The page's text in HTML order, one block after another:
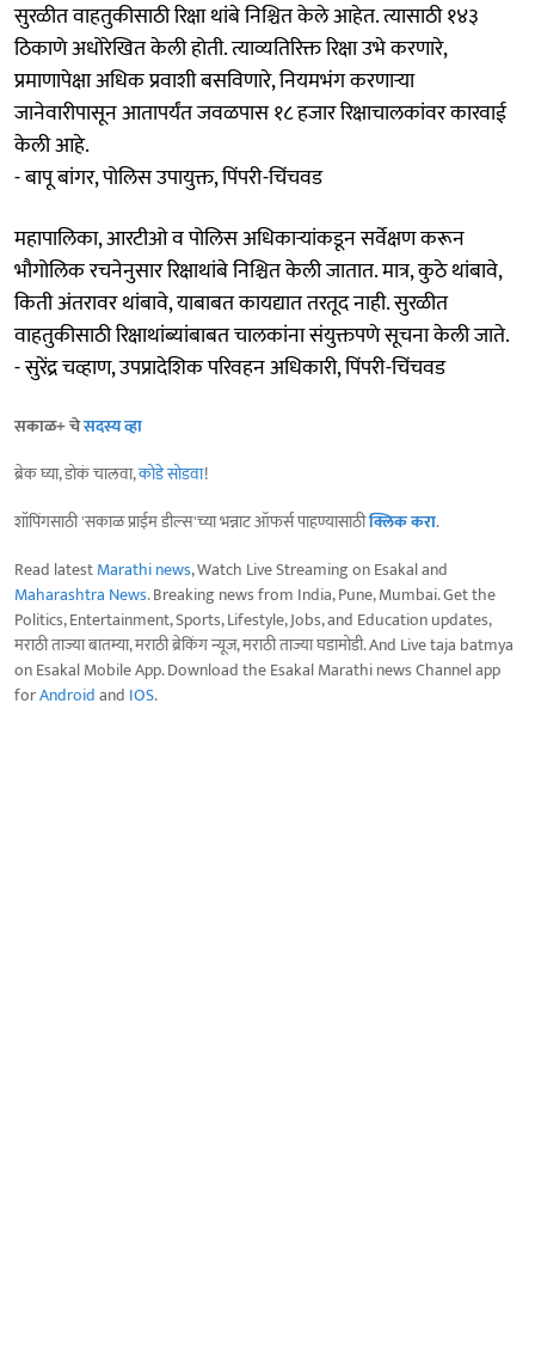
सुरळीत वाहतुकीसाठी रिक्षा थांबे निश्चित केले आहेत. त्यासाठी १४३
ठिकाणे अधोरेखित केली होती. त्याव्यतिरिक्त रिक्षा उभे करणारे,
प्रमाणापेक्षा अधिक प्रवाशी बसविणारे, नियमभंग करणाऱ्या
जानेवारीपासून आतापर्यंत जवळपास १८ हजार रिक्षाचालकांवर कारवाई
केली आहे.
- बापू बांगर, पोलिस उपायुक्त, पिंपरी-चिंचवड
महापालिका, आरटीओ व पोलिस अधिकाऱ्यांकडून सर्वेक्षण करून
भौगोलिक रचनेनुसार रिक्षाथांबे निश्चित केली जातात. मात्र, कुठे थांबावे,
किती अंतरावर थांबावे, याबाबत कायद्यात तरतूद नाही. सुरळीत
वाहतुकीसाठी रिक्षाथांब्यांबाबत चालकांना संयुक्तपणे सूचना केली जाते.
- सुरेंद्र चव्हाण, उपप्रादेशिक परिवहन अधिकारी, पिंपरी-चिंचवड
सकाळ+ चेसदस्य व्हा
ब्रेक घ्या, डोकं चालवा,कोडे सोडवा!
शॉपिंगसाठी 'सकाळ प्राईम डील्स'च्या भन्नाट ऑफर्स पाहण्यासाठीक्लिक करा.
Read latestMarathi news, Watch Live Streaming on Esakal and
Maharashtra News. Breaking news from India, Pune, Mumbai. Get the
Politics, Entertainment, Sports, Lifestyle, Jobs, and Education updates,
मराठी ताज्या बातम्या, मराठी ब्रेकिंग न्यूज, मराठी ताज्या घडामोडी. And Live taja batmya
on Esakal Mobile App. Download the Esakal Marathi news Channel app
forAndroidand IOS.